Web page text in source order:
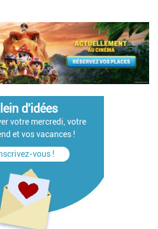
d'idées
votre mercredi, votre
et vos vacances !
vous !